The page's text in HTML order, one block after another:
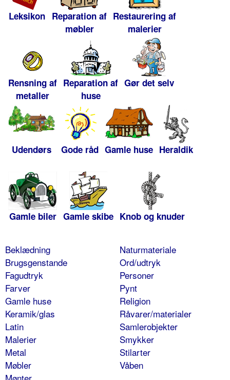
Leksikon Reparation af
møbler
Restaurering af
malerier
Rensning af
metaller
Reparation af
huse
Gør det selv
Udendørs Gode råd Gamle huse Heraldik
Gamle biler Gamle skibe Knob og knuder
Beklædning
Brugsgenstande
Fagudtryk
Farver
Gamle huse
Keramik/glas
Latin
Malerier
Metal
Møbler
Naturmateriale
Ord/udtryk
Personer
Pynt
Religion
Råvarer/materialer
Samlerobjekter
Smykker
Stilarter
Våben